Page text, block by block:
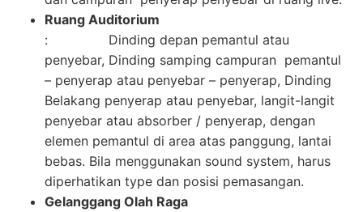
Ruang Auditorium
: Dinding depan pemantul atau
penyebar, Dinding samping campuran pemantul
– penyerap atau penyebar – penyerap, Dinding
Belakang penyerap atau penyebar, langit-langit
penyebar atau absorber / penyerap, dengan
elemen pemantul di area atas panggung, lantai
bebas. Bila menggunakan sound system, harus
diperhatikan type dan posisi pemasangan.
Gelanggang Olah Raga